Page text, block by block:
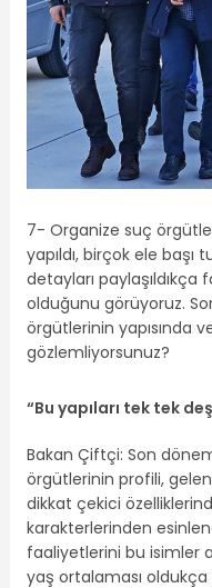
7- Organize suç
yapıldı, birçok ele başı
detayları paylaşıldıkça
olduğunu görüyoruz.
örgütlerinin yapısında
gözlemliyorsunuz?
“Bu yapıları tek tek
Bakan Çiftçi: Son
örgütlerinin profili,
dikkat çekici
karakterlerinden
faaliyetlerini bu isimler
yaş ortalaması